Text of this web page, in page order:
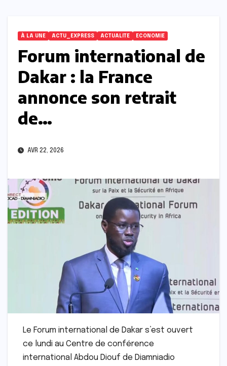
À LA UNE ACTU_EXPRESS ACTUALITE ECONOMIE
Forum international de
Dakar : la France
annonce son retrait
de…
AVR 22, 2026
Le Forum international de Dakar s’est ouvert
ce lundi au Centre de conférence
international Abdou Diouf de Diamniadio